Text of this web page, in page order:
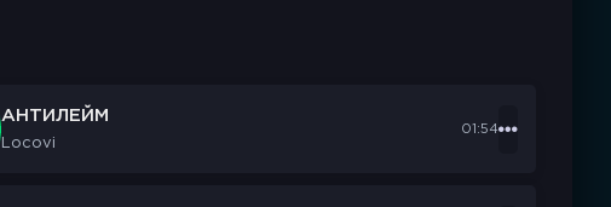
АНТИЛЕЙМ
Locovi
01:54